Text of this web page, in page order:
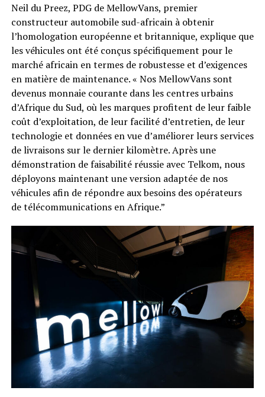
Neil du Preez, PDG de MellowVans, premier
constructeur automobile sud-africain à obtenir
l’homologation européenne et britannique, explique que
les véhicules ont été conçus spécifiquement pour le
marché africain en termes de robustesse et d’exigences
en matière de maintenance. « Nos MellowVans sont
devenus monnaie courante dans les centres urbains
d’Afrique du Sud, où les marques profitent de leur faible
coût d’exploitation, de leur facilité d’entretien, de leur
technologie et données en vue d’améliorer leurs services
de livraisons sur le dernier kilomètre. Après une
démonstration de faisabilité réussie avec Telkom, nous
déployons maintenant une version adaptée de nos
véhicules afin de répondre aux besoins des opérateurs
de télécommunications en Afrique.”